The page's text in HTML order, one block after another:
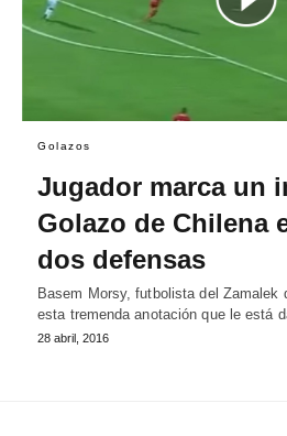
Golazos
Jugador marca un
Golazo de Chilena
dos defensas
Basem Morsy, futbolista del Zamalek
esta tremenda anotación que le está
28 abril, 2016